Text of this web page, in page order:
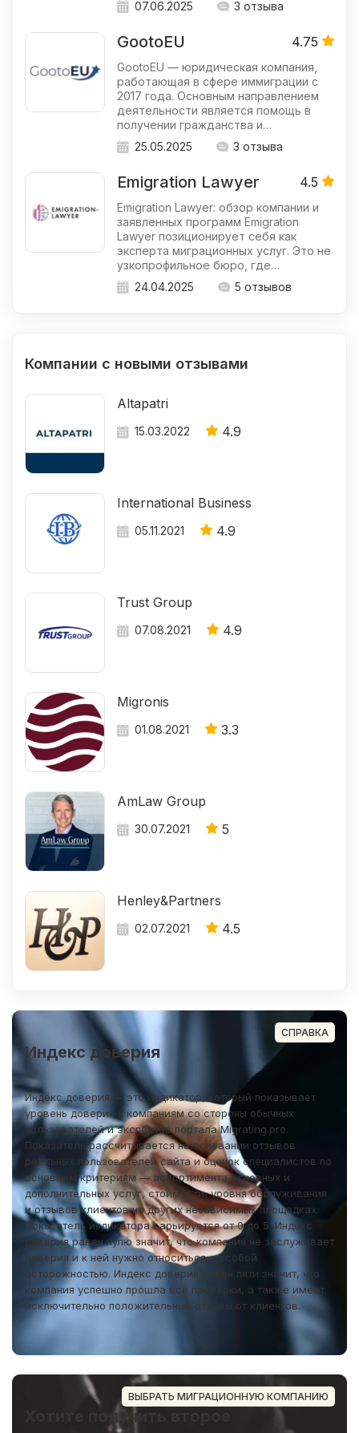
Компании с новыми отзывами
Altapatri
15.03.2022 4.9
International Business
05.11.2021 4.9
Trust Group
07.08.2021 4.9
Migronis
01.08.2021 3.3
AmLaw Group
30.07.2021 5
Henley&Partners
02.07.2021 4.5
Индекс доверия
Индекс доверия — это индикатор, который показывает
уровень доверия к компаниям со стороны обычных
пользователей и экспертов портала Migrating.pro.
Показатель рассчитывается на основании отзывов
реальных пользователей сайта и оценок специалистов по
основным критериям — ассортимента основных и
дополнительных услуг, стоимости, уровня обслуживания
и отзывов клиентов на других независимых площадках.
Показатель индикатора варьируется от 0 до 5. Индекс
доверия равен нулю значит, что компания не заслуживает
доверия и к ней нужно относиться с особой
осторожностью. Индекс доверия равен пяти значит, что
компания успешно прошла все проверки, а также имеет
исключительно положительные отзывы от клиентов.
СПРАВКА
Хотите получить второе
ВЫБРАТЬ МИГРАЦИОННУЮ КОМПАНИЮ
07.06.2025 3 отзыва
GootoEU 4.75
GootoEU — юридическая компания,
работающая в сфере иммиграции с
2017 года. Основным направлением
деятельности является помощь в
получении гражданства и…
25.05.2025
3 отзыва
Emigration Lawyer 4.5
Emigration Lawyer: обзор компании и
заявленных программ Emigration
Lawyer позиционирует себя как
эксперта миграционных услуг. Это не
узкопрофильное бюро, где…
24.04.2025
5 отзывов